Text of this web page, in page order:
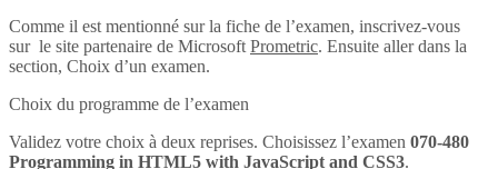
Comme il est mentionné sur la fiche de l’examen, inscrivez-vous
sur le site partenaire de Microsoft Prometric. Ensuite aller dans la
section, Choix d’un examen.
Choix du programme de l’examen
Validez votre choix à deux reprises. Choisissez l’examen 070-480
Programming in HTML5 with JavaScript and CSS3.